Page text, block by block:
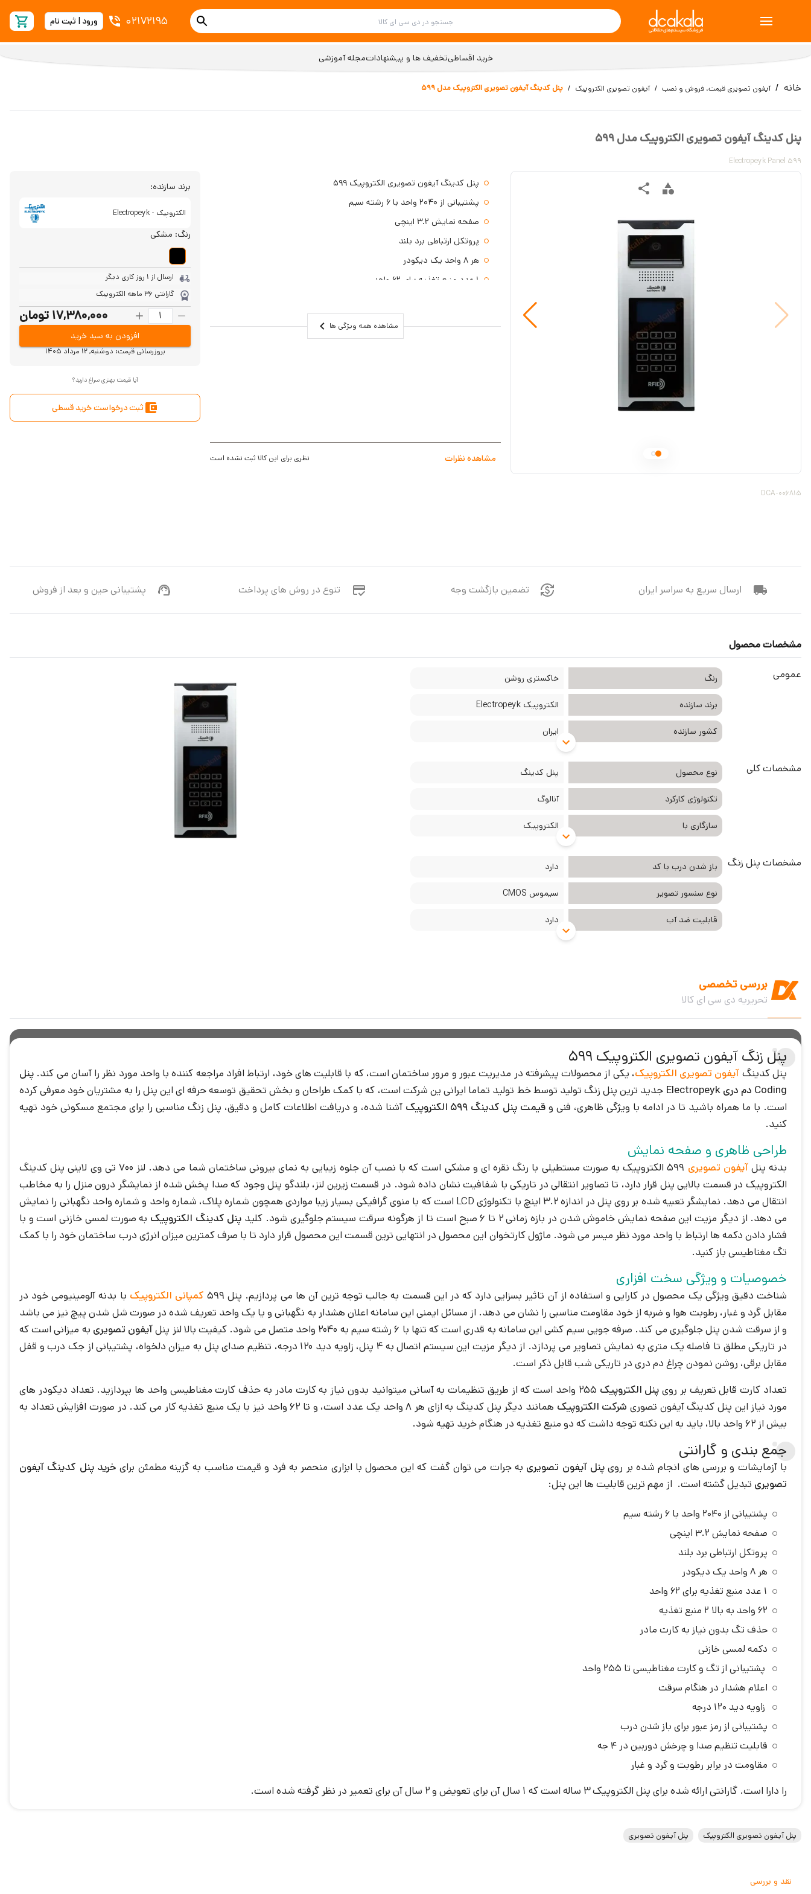
02172195 ورود | ثبت نام
خرید اقساطیتخفیف ها و پیشنهاداتمجله آموزشی
خانه آیفون تصویری قیمت، فروش و نصب آیفون تصویری الکتروپیک پنل کدینگ آیفون تصویری الکتروپیک مدل 599
پنل کدینگ آیفون تصویری الکتروپیک مدل 599
Electropeyk Panel 599
پنل کدینگ آیفون تصویری الکتروپیک 599
پشتیبانی از 2040 واحد با 6 رشته سیم
صفحه نمایش 3.2 اینچی
پروتکل ارتباطی برد بلند
هر 8 واحد یک دیکودر
1 عدد منبع تغذیه برای 62 واحد
مشاهده همه ویژگی ها
مشاهده نظرات نظری برای این کالا ثبت نشده است
DCA-006815
برند سازنده:
الکتروپیک - Electropeyk
رنگ: مشکی
ارسال از 1 روز کاری دیگر
گارانتی 36 ماهه الکتروپیک
17,380,000 تومان
افزودن به سبد خرید
بروزرسانی قیمت:دوشنبه, 12 مرداد 1405
آیا قیمت بهتری سراغ دارید؟
ثبت درخواست خرید قسطی
ارسال سریع به سراسر ایران تضمین بازگشت وجه تنوع در روش های پرداخت پشتیبانی حین و بعد از فروش
مشخصات محصول
عمومی رنگ خاکستری روشن
برند سازنده الکتروپیک Electropeyk
کشور سازنده ایران
مشخصات کلی نوع محصول پنل کدینگ
تکنولوژی کارکرد آنالوگ
سازگاری با الکتروپیک
مشخصات پنل زنگ باز شدن درب با کد دارد
نوع سنسور تصویر سیموس CMOS
قابلیت ضد آب دارد
بررسی تخصصی
تحریریه دی سی ای کالا
پنل زنگ آیفون تصویری الکتروپیک 599
پنل کدینگ آیفون تصویری الکتروپیک، یکی از محصولات پیشرفته در مدیریت عبور و مرور ساختمان است، که با قابلیت های خود، ارتباط افراد مراجعه کننده با واحد مورد نظر را آسان می کند. پنل
Coding دم دری Electropeyk
جدید ترین پنل زنگ تولید توسط خط تولید تماما ایرانی ین شرکت است، که با کمک طراحان و بخش تحقیق توسعه حرفه ای این پنل را به مشتریان خود معرفی کرده
است. با ما همراه باشید تا در ادامه با ویژگی ظاهری، فنی و قیمت پنل کدینگ 599 الکتروپیک
آشنا شده، و دریافت اطلاعات کامل و دقیق، پنل زنگ مناسبی را برای مجتمع مسکونی خود تهیه
کنید.
طراحی ظاهری و صفحه نمایش
بدنه پنلآیفون تصویری
599 الکتروپیک به صورت مستطیلی با رنگ نقره ای و مشکی است که با نصب آن جلوه زیبایی به نمای بیرونی ساختمان شما می دهد. لنز 700 تی وی لاینی پنل کدینگ
الکتروپیک در قسمت بالایی پنل قرار دارد، تا تصاویر انتقالی در تاریکی با شفافیت نشان داده شود. در قسمت زیرین لنز، بلندگو پنل وجود که صدا پخش شده از نمایشگر درون منزل را به مخاطب
انتقال می دهد. نمایشگر تعبیه شده بر روی پنل در اندازه 3.2 اینچ با تکنولوژی LCD است که با منوی گرافیکی بسیار زیبا مواردی همچون شماره پلاک، شماره واحد و شماره واحد نگهبانی را نمایش
می دهد. از دیگر مزیت این صفحه نمایش خاموش شدن در بازه زمانی 2 تا 6 صبح است تا از هرگونه سرقت سیستم جلوگیری شود. کلید
پنل کدینگ الکتروپیک به صورت لمسی خازنی است و با
فشار دادن دکمه ها ارتباط با واحد مورد نظر میسر می شود. ماژول کارتخوان این محصول در انتهایی ترین قسمت این محصول قرار دارد تا با صرف کمترین میزان انرژی درب ساختمان خود را با کمک
تگ مغناطیسی باز کنید.
خصوصیات و ویژگی سخت افزاری
شناخت دقیق ویژگی یک محصول در کارایی و استفاده از آن تاثیر بسزایی دارد که در این قسمت به جالب توجه ترین آن ها می پردازیم. پنل 599 کمپانی الکتروپیک با بدنه آلومینیومی خود در
مقابل گرد و غبار، رطوبت هوا و ضربه از خود مقاومت مناسبی را نشان می دهد. از مسائل ایمنی این سامانه اعلان هشدار به نگهبانی و یا یک واحد تعریف شده در صورت شل شدن پیچ نیز می باشد
و از سرقت شدن پنل جلوگیری می کند. صرفه جویی سیم کشی این سامانه به قدری است که تنها با 6 رشته سیم به 2040 واحد متصل می شود. کیفیت بالا لنز پنل
آیفون تصویری به میزانی است که
در تاریکی مطلق تا فاصله یک متری به نمایش تصاویر می پردازد. از دیگر مزیت این سیستم اتصال به 4 پنل، زاویه دید 120 درجه، تنظیم صدای پنل به میزان دلخواه، پشتیبانی از جک درب و قفل
مقابل برقی، روشن نمودن چراغ دم دری در تاریکی شب قابل ذکر است.
تعداد کارت قابل تعریف بر روی پنل الکتروپیک
255 واحد است که از طریق تنظیمات به آسانی میتوانید بدون نیاز به کارت مادر به حذف کارت مغناطیسی واحد ها بپردازید. تعداد دیکودر های
مورد نیاز این پنل کدینگ آیفون تصوری شرکت الکتروپیک
همانند دیگر پنل کدینگ به ازای هر 8 واحد یک عدد است، و تا 62 واحد نیز با یک منبع تغذیه کار می کند. در صورت افزایش تعداد به
بیش از 62 واحد بالا، باید به این نکته توجه داشت که دو منبع تغذیه در هنگام خرید تهیه شود.
جمع بندی و گارانتی
با آزمایشات و بررسی های انجام شده بر رویپنل آیفون تصویری به جرات می توان گفت که این محصول با ابزاری منحصر به فرد و قیمت مناسب به گزینه مطمئن برای خرید پنل کدینگ آیفون
تصویری تبدیل گشته است. از مهم ترین قابلیت ها این پنل:
پشتیبانی از 2040 واحد با 6 رشته سیم
صفحه نمایش 3.2 اینچی
پروتکل ارتباطی برد بلند
هر 8 واحد یک دیکودر
1 عدد منبع تغذیه برای 62 واحد
62 واحد به بالا 2 منبع تغذیه
حذف تگ بدون نیاز به کارت مادر
دکمه لمسی خازنی
پشتیبانی از تگ و کارت مغناطیسی تا 255 واحد
اعلام هشدار در هنگام سرقت
زاویه دید 120 درجه
پشتیبانی از رمز عبور برای باز شدن درب
قابلیت تنظیم صدا و چرخش دوربین در 4 جه
مقاومت در برابر رطوبت و گرد و غبار
را دارا است. گارانتی ارائه شده برای پنل الکتروپیک 3 ساله است که 1 سال آن برای تعویض و 2 سال آن برای تعمیر در نظر گرفته شده است.
پنل آیفون تصویری الکتروپیک پنل آیفون تصویری
نقد و بررسی